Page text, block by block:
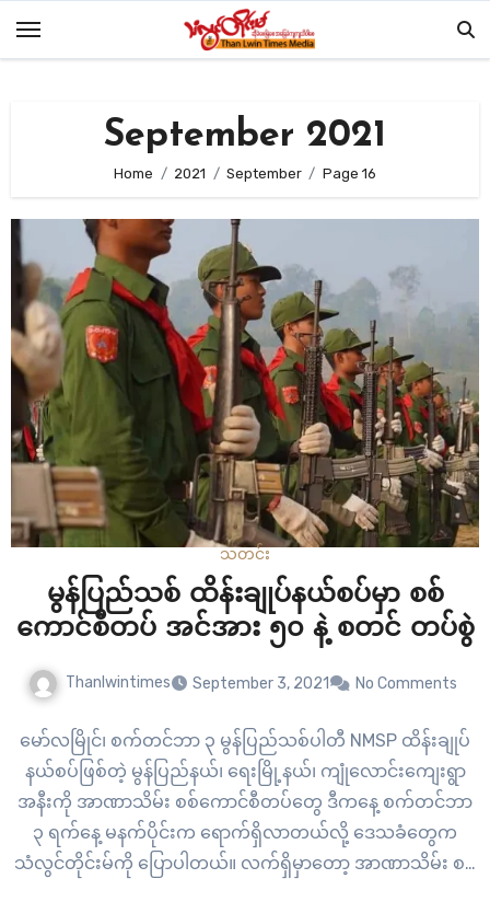
September 2021
Home 2021 September Page 16
သတင်း
မွန်ပြည်သစ် ထိန်းချုပ်နယ်စပ်မှာ စစ်
ကောင်စီတပ် အင်အား ၅၀ နဲ့ စတင် တပ်စွဲ
Thanlwintimes September 3, 2021 No Comments
မော်လမြိုင်၊ စက်တင်ဘာ ၃ မွန်ပြည်သစ်ပါတီ NMSP ထိန်းချုပ်
နယ်စပ်ဖြစ်တဲ့ မွန်ပြည်နယ်၊ ရေးမြို့နယ်၊ ကျုံလောင်းကျေးရွာ
အနီးကို အာဏာသိမ်း စစ်ကောင်စီတပ်တွေ ဒီကနေ့ စက်တင်ဘာ
၃ ရက်နေ့ မနက်ပိုင်းက ရောက်ရှိလာတယ်လို့ ဒေသခံတွေက
သံလွင်တိုင်းမ်ကို ပြောပါတယ်။ လက်ရှိမှာတော့ အာဏာသိမ်း စစ်